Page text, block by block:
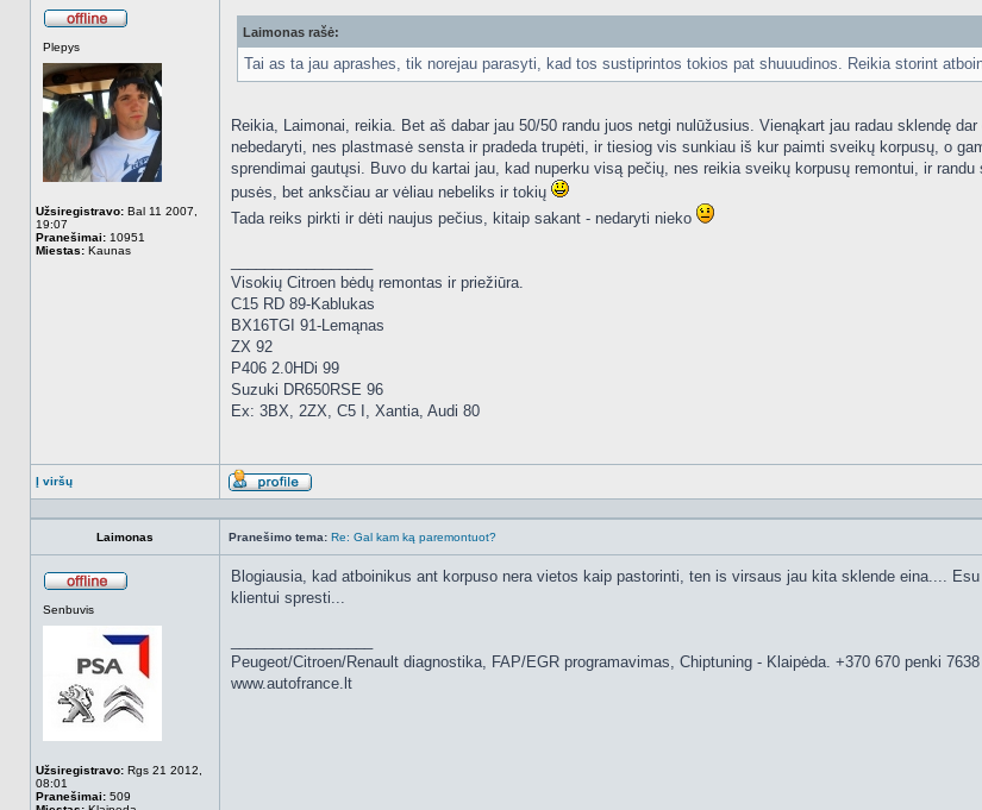
Plepys
Užsiregistravo: Bal 11 2007,
19:07
Pranešimai: 10951
Miestas: Kaunas
Laimonas rašė:
Tai as ta jau aprashes, tik norejau parasyti, kad tos sustiprintos tokios pat shuuudinos. Reikia storint
Reikia, Laimonai, reikia. Bet aš dabar jau 50/50 randu juos netgi nulūžusius. Vienąkart jau radau sklendę
nebedaryti, nes plastmasė sensta ir pradeda trupėti, ir tiesiog vis sunkiau iš kur paimti sveikų korpusų, o
sprendimai gautųsi. Buvo du kartai jau, kad nuperku visą pečių, nes reikia sveikų korpusų remontui, ir
pusės, bet anksčiau ar vėliau nebeliks ir tokių
Tada reiks pirkti ir dėti naujus pečius, kitaip sakant - nedaryti nieko
Visokių Citroen bėdų remontas ir priežiūra.
C15 RD 89-Kablukas
BX16TGI 91-Lemąnas
ZX 92
P406 2.0HDi 99
Suzuki DR650RSE 96
Ex: 3BX, 2ZX, C5 I, Xantia, Audi 80
Į viršų
Aprašymas
Laimonas
Pranešimo tema: Re: Gal kam ką paremontuot?
Senbuvis
Užsiregistravo: Rgs 21 2012,
08:01
Pranešimai: 509
Blogiausia, kad atboinikus ant korpuso nera vietos kaip pastorinti, ten is virsaus jau kita sklende eina....
klientui spresti...
Peugeot/Citroen/Renault diagnostika, FAP/EGR programavimas, Chiptuning - Klaipėda. +370 670 penki 7638
www.autofrance.lt